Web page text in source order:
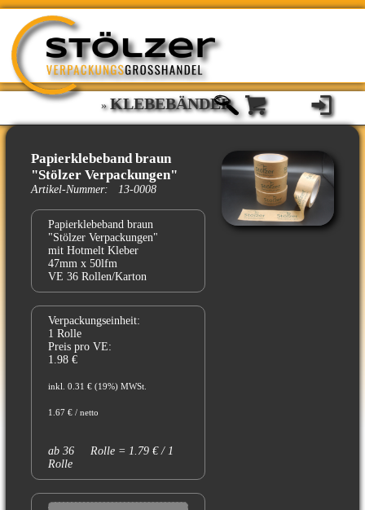
»KLEBEBÄNDER
Papierklebeband braun
"Stölzer Verpackungen"
Artikel-Nummer: 13-0008
Papierklebeband braun
"Stölzer Verpackungen"
mit Hotmelt Kleber
47mm x 50lfm
VE 36 Rollen/Karton
Verpackungseinheit:
1 Rolle
Preis pro VE:
1.98 €
inkl. 0.31 € (19%) MWSt.
1.67 € / netto
ab 36 Rolle = 1.79 € / 1
Rolle